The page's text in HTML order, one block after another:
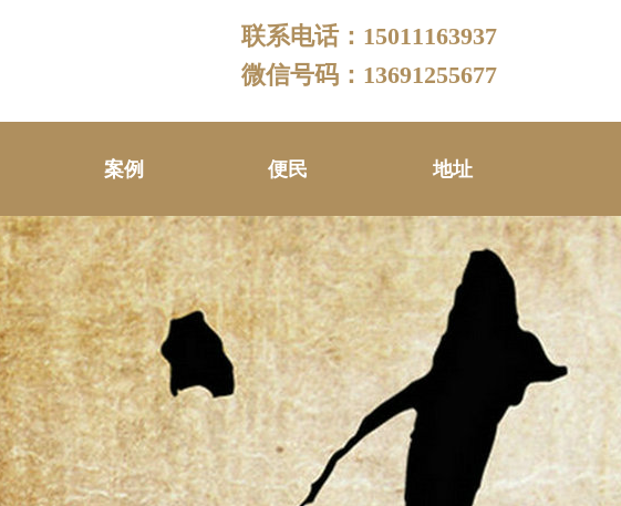
联系电话：15011163937
微信号码：13691255677
案例 便民 地址